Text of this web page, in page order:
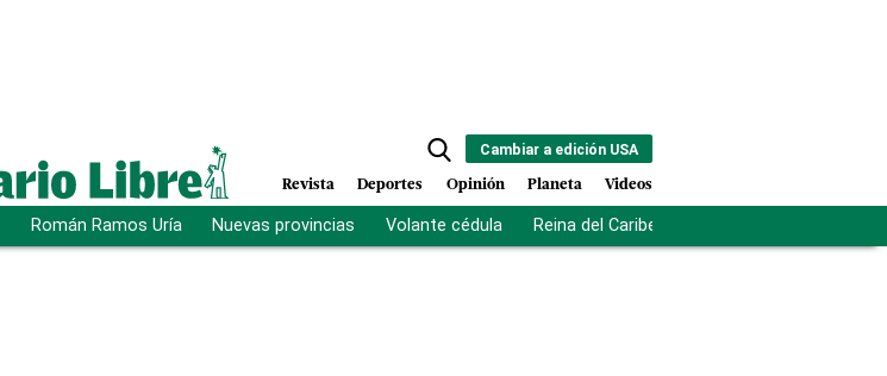
Cambiar a edición USA
Revista Deportes Opinión Planeta Videos
Román Ramos Uría Nuevas provincias Volante cédula Reina del Caribe